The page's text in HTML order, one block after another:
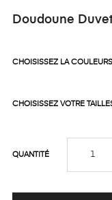
Doudoune
CHOISISSEZ LA
CHOISISSEZ VOTRE
QUANTITÉ